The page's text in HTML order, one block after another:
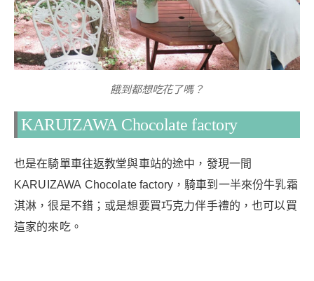
餓到都想吃花了嗎？
KARUIZAWA Chocolate factory
也是在騎單車往返教堂與車站的途中，發現一間
KARUIZAWA Chocolate factory，騎車到一半來份牛乳霜
淇淋，很是不錯；或是想要買巧克力伴手禮的，也可以買
這家的來吃。